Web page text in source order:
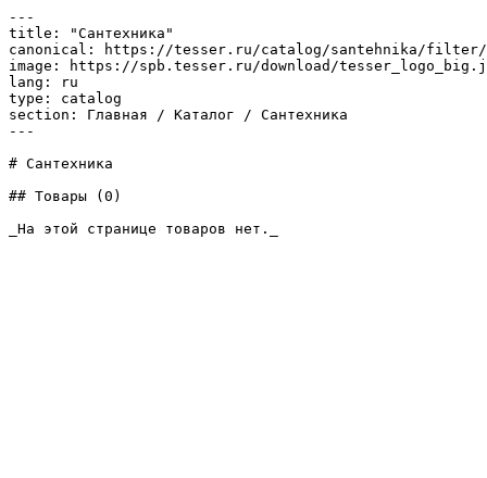
---
title: "Сантехника"
canonical: https://tesser.ru/catalog/santehnika/
image: https://spb.tesser.ru/download/
lang: ru
type: catalog
section: Главная / Каталог / Сантехника
---
# Сантехника
## Товары (0)
_На этой странице товаров нет._